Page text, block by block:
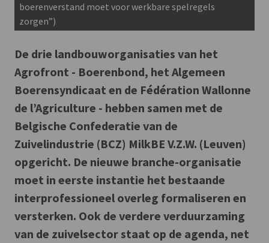
boerenverstand moet voor werkbare spelregels
zorgen”)
De drie landbouworganisaties van het
Agrofront - Boerenbond, het Algemeen
Boerensyndicaat en de Fédération Wallonne
de l’Agriculture - hebben samen met de
Belgische Confederatie van de
Zuivelindustrie (BCZ) MilkBE V.Z.W. (Leuven)
opgericht. De nieuwe branche-organisatie
moet in eerste instantie het bestaande
interprofessioneel overleg formaliseren en
versterken. Ook de verdere verduurzaming
van de zuivelsector staat op de agenda, net